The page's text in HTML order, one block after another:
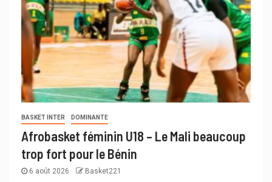
BASKET INTER DOMINANTE
Afrobasket féminin U18 – Le Mali beaucoup
trop fort pour le Bénin
6 août 2026 Basket221